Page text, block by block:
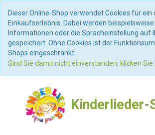
Dieser Online-Shop verwendet Cookies für ein
Einkaufserlebnis. Dabei werden
Informationen oder die Spracheinstellung auf
gespeichert. Ohne Cookies ist der
Shops eingeschränkt.
Sind Sie damit nicht einverstanden, klicken Sie
Kinderlieder-